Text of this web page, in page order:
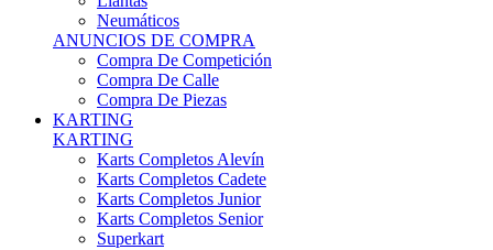
Neumáticos
ANUNCIOS DE COMPRA
Compra De Competición
Compra De Calle
Compra De Piezas
KARTING
KARTING
Karts Completos Alevín
Karts Completos Cadete
Karts Completos Junior
Karts Completos Senior
Superkart